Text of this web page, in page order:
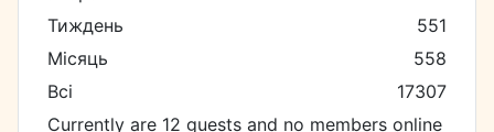
Тиждень
551
Місяць
558
Всі
17307
Currently are 12 guests and no members online